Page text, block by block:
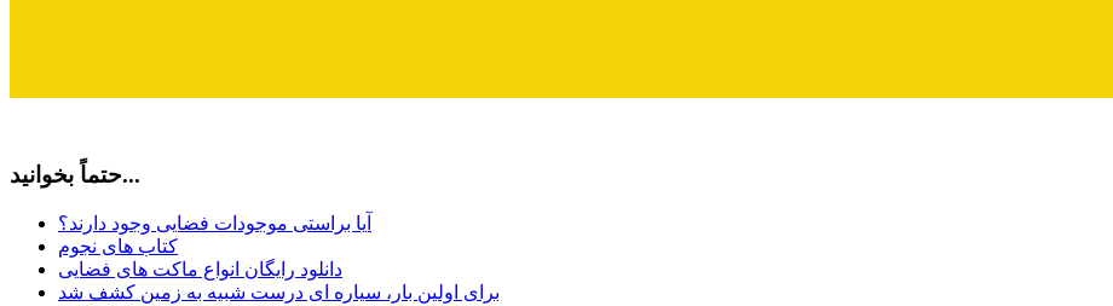
حتماً بخوانید...
آیا براستی موجودات فضایی وجود دارند؟
کتاب های نجوم
دانلود رایگان انواع ماکت های فضایی
برای اولین بار، سیاره ای درست شبیه به زمین کشف شد